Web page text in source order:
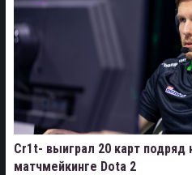
Cr1t- выиграл 20 карт подряд
матчмейкинге Dota 2